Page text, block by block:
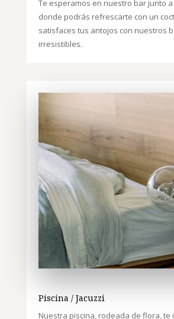
Te esperamos en nuestro bar junto
donde podrás refrescarte con un
satisfaces tus antojos con nuestros
irresistibles.
Piscina / Jacuzzi
Nuestra piscina, rodeada de flora, te